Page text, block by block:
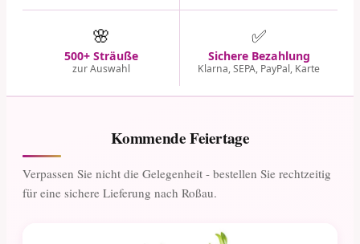
🌸
500+ Sträuße
zur Auswahl
✅
Sichere Bezahlung
Klarna, SEPA, PayPal, Karte
Kommende Feiertage
Verpassen Sie nicht die Gelegenheit - bestellen Sie rechtzeitig
für eine sichere Lieferung nach Roßau.